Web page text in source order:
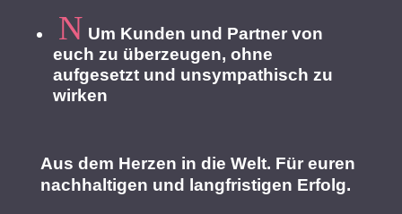
N Um Kunden und Partner von
euch zu überzeugen, ohne
aufgesetzt und unsympathisch zu
wirken
Aus dem Herzen in die Welt. Für euren
nachhaltigen und langfristigen Erfolg.